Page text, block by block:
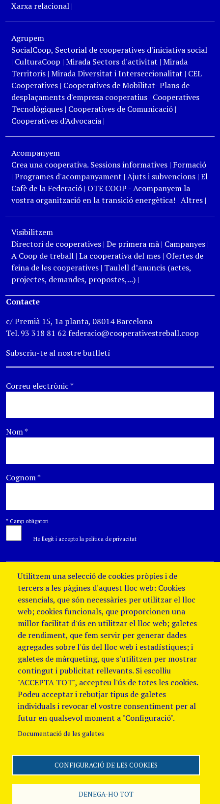
Xarxa relacional|
Agrupem
SocialCoop, Sectorial de cooperatives d'iniciativa social
| CulturaCoop | Mirada Sectors d'activitat | Mirada
Territoris| Mirada Diversitat i Interseccionalitat | CEL
Cooperatives| Cooperatives de Mobilitat- Plans de
desplaçaments d'empresa cooperatius| Cooperatives
Tecnològiques| Cooperatives de Comunicació|
Cooperatives d'Advocacia|
Acompanyem
Crea una cooperativa. Sessions informatives| Formació
| Programes d'acompanyament | Ajuts i subvencions| El
Cafè de la Federació| OTE COOP - Acompanyem la
vostra organització en la transició energètica! | Altres|
Visibilitzem
Directori de cooperatives| De primera mà| Campanyes|
A Coop de treball| La cooperativa del mes| Ofertes de
feina de les cooperatives| Taulell d’anuncis (actes,
projectes, demandes, propostes,...)|
Contacte
c/ Premià 15, 1a planta, 08014 Barcelona
Tel. 93 318 81 62 federacio@cooperativestreball.coop
Subscriu-te al nostre butlletí
Correu electrònic*
Nom*
Cognom*
* Camp obligatori
He llegit i accepto la política de privacitat
Utilitzem una selecció de cookies pròpies i de
tercers a les pàgines d'aquest lloc web: Cookies
essencials, que són necessàries per utilitzar el lloc
web; cookies funcionals, que proporcionen una
millor facilitat d'ús en utilitzar el lloc web; galetes
de rendiment, que fem servir per generar dades
agregades sobre l'ús del lloc web i estadístiques; i
galetes de màrqueting, que s'utilitzen per mostrar
contingut i publicitat rellevants. Si escolliu
"ACCEPTA TOT", accepteu l'ús de totes les cookies.
Podeu acceptar i rebutjar tipus de galetes
individuals i revocar el vostre consentiment per al
futur en qualsevol moment a "Configuració".
Documentació de les galetes
CONFIGURACIÓ DE LES COOKIES
DENEGA-HO TOT
Política de